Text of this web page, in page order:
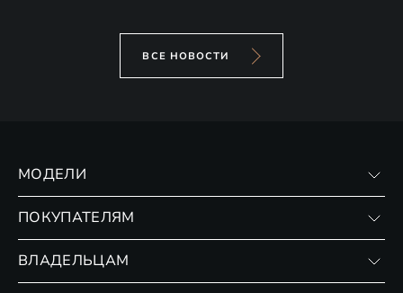
ВСЕ НОВОСТИ
МОДЕЛИ
ПОКУПАТЕЛЯМ
ВЛАДЕЛЬЦАМ